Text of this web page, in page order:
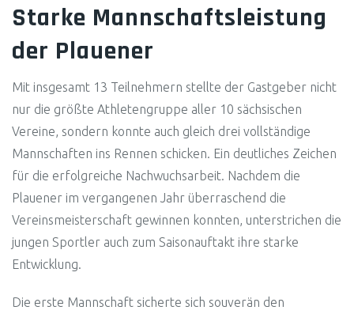
Starke Mannschaftsleistung
der Plauener
Mit insgesamt 13 Teilnehmern stellte der Gastgeber nicht
nur die größte Athletengruppe aller 10 sächsischen
Vereine, sondern konnte auch gleich drei vollständige
Mannschaften ins Rennen schicken. Ein deutliches Zeichen
für die erfolgreiche Nachwuchsarbeit. Nachdem die
Plauener im vergangenen Jahr überraschend die
Vereinsmeisterschaft gewinnen konnten, unterstrichen die
jungen Sportler auch zum Saisonauftakt ihre starke
Entwicklung.
Die erste Mannschaft sicherte sich souverän den